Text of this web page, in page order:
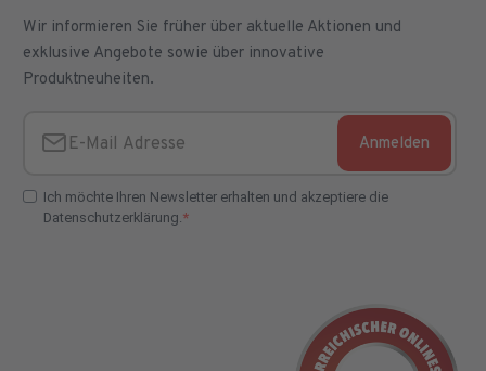
Wir informieren Sie früher über aktuelle Aktionen und
exklusive Angebote sowie über innovative
Produktneuheiten.
Ich möchte Ihren Newsletter erhalten und akzeptiere die
Datenschutzerklärung.
Anmelden